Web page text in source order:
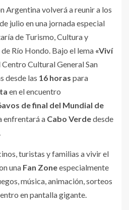
Argentina volverá a reunir a los
julio en una jornada especial
de Turismo, Cultura y
Río Hondo. Bajo el lema «Viví
Centro Cultural General San
desde las 16 horas para
en el encuentro
de final del Mundial de
enfrentará a Cabo Verdedesde
.
turistas y familias a vivir el
una Fan Zoneespecialmente
música, animación, sorteos
en pantalla gigante.